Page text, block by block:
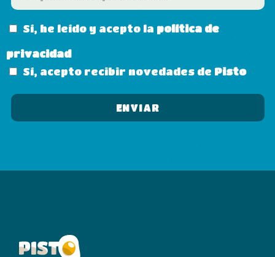
Sí, he leído y acepto la política de
privacidad
Sí, acepto recibir novedades de Pisto